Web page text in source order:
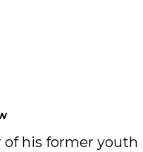
of his former youth